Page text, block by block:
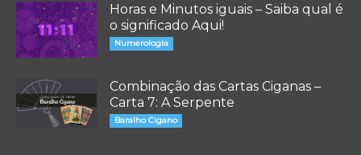
Horas e Minutos iguais – Saiba qual é
o significado Aqui!
Numerologia
Combinação das Cartas Ciganas –
Carta 7: A Serpente
Baralho Cigano